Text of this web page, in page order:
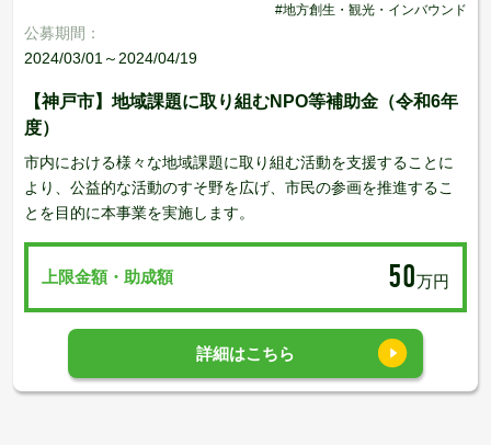
#地方創生・観光・インバウンド
公募期間：
2024/03/01～2024/04/19
【神戸市】地域課題に取り組むNPO等補助金（令和6年
度）
市内における様々な地域課題に取り組む活動を支援することに
より、公益的な活動のすそ野を広げ、市民の参画を推進するこ
とを目的に本事業を実施します。
上限金額・助成額 50万円
詳細はこちら